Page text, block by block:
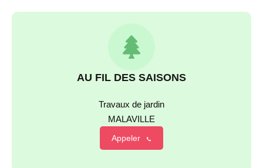
AU FIL DES SAISONS
Travaux de jardin
MALAVILLE
Appeler